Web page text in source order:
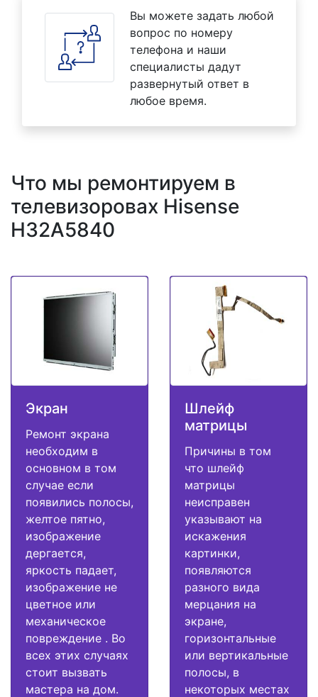
Вы можете задать любой
вопрос по номеру
телефона и наши
специалисты дадут
развернутый ответ в
любое время.
Что мы ремонтируем в
телевизоровах Hisense
H32A5840
Экран
Ремонт экрана
необходим в
основном в том
случае если
появились полосы,
желтое пятно,
изображение
дергается,
яркость падает,
изображение не
цветное или
механическое
повреждение . Во
всех этих случаях
стоит вызвать
мастера на дом.
Шлейф
матрицы
Причины в том
что шлейф
матрицы
неисправен
указывают на
искажения
картинки,
появляются
разного вида
мерцания на
экране,
горизонтальные
или вертикальные
полосы, в
некоторых местах